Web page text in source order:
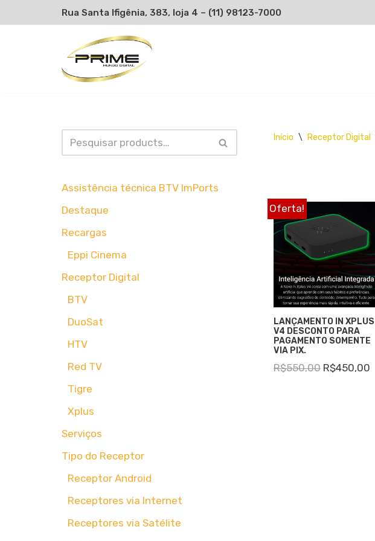
Rua Santa Ifigênia, 383, loja 4 – (11) 98123-7000
Assistência técnica BTV ImPorts
Destaque
Recargas
Eppi Cinema
Receptor Digital
BTV
DuoSat
HTV
Red TV
Tigre
Xplus
Serviços
Tipo do Receptor
Receptor Android
Receptores via Internet
Receptores via Satélite
Início \ Receptor Digital
Oferta!
LANÇAMENTO IN XPLUS
V4 DESCONTO PARA
PAGAMENTO SOMENTE
VIA PIX.
R$550,00 R$450,00